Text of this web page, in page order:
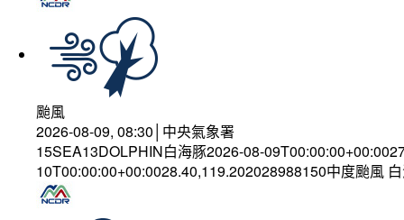
颱風
2026-08-09, 08:30│中央氣象署
15SEA13DOLPHIN白海豚2026-08-
10T00:00:00+00:0028.40,119.202028988150中度颱風